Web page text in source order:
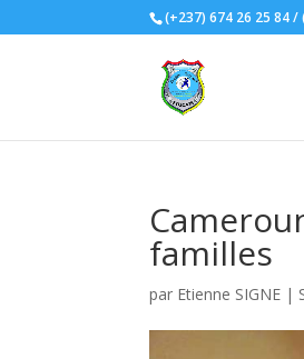
(+237) 674 26 25 84 /
familles
par Etienne SIGNE |